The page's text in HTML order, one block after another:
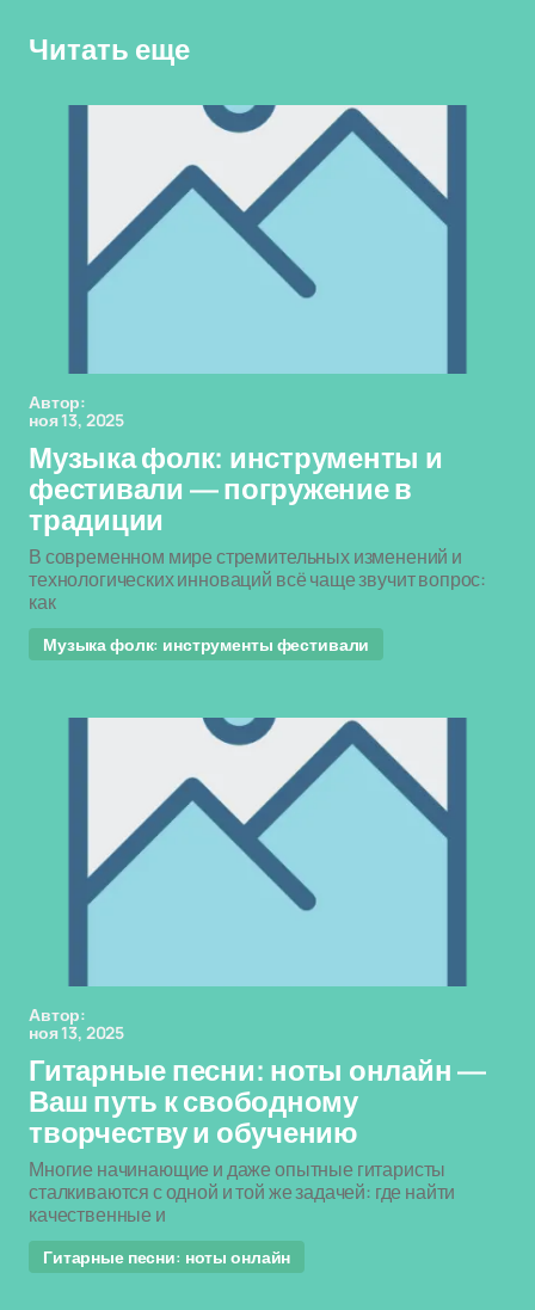
Читать еще
Автор:
ноя 13, 2025
Музыка фолк: инструменты и
фестивали — погружение в
традиции
В современном мире стремительных изменений и
технологических инноваций всё чаще звучит вопрос:
как
Музыка фолк: инструменты фестивали
Автор:
ноя 13, 2025
Гитарные песни: ноты онлайн —
Ваш путь к свободному
творчеству и обучению
Многие начинающие и даже опытные гитаристы
сталкиваются с одной и той же задачей: где найти
качественные и
Гитарные песни: ноты онлайн